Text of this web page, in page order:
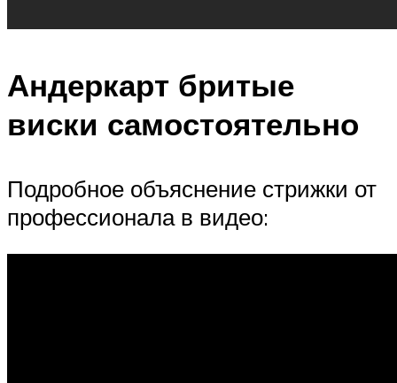
Андеркарт бритые
виски самостоятельно
Подробное объяснение стрижки от
профессионала в видео: